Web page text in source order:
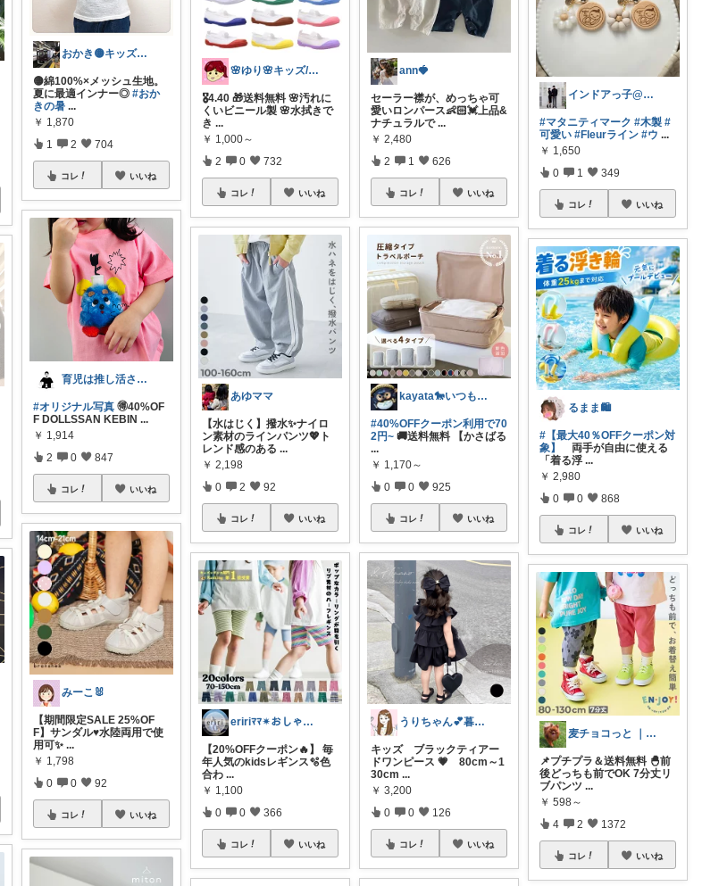
おかき🟡キッズ、子供服、暑さ対策
🟡綿100%×メッシュ生地。
夏に最適インナー◎#おか
きの暑 ...
￥ 1,870
1 2 704
コレ いいね
育児は推し活さん(元育農さん)
#オリジナル写真 🉐40%OF
F DOLLSSAN KEBIN ...
￥ 1,914
2 0 847
コレ いいね
みーこ🐰
【期間限定SALE 25%OF
F】サンダル♥水陸両用で使
用可✨ ...
￥ 1,798
0 0 92
コレ いいね
🌸ゆり🌸キッズ/ベビー/スイーツ/猫
🎖️4.40 🎁送料無料 🌸汚れに
くいビニール製 🌸水拭きで
き ...
￥ 1,000～
2 0 732
コレ いいね
あゆママ
【水はじく】撥水✨ナイロ
ン素材のラインパンツ💖ト
レンド感のある ...
￥ 2,198
0 2 92
コレ いいね
eririﾏﾏ✴︎おしゃれ雑貨×子供×服
【20%OFFクーポン🔥】 毎
年人気のkidsレギンス🫧色
合わ ...
￥ 1,100
0 0 366
コレ いいね
ann🍓
セーラー襟が、めっちゃ可
愛いロンパース👶🏻💓上品&
ナチュラルで ...
￥ 2,480
2 1 626
コレ いいね
kayata🐎いつもありがとう😊
#40%OFFクーポン利用で70
2円~ 🚚送料無料 【かさばる
...
￥ 1,170～
0 0 925
コレ いいね
うりちゃん💕暮らし🏡キッズ👶ママ
キッズ ブラックティアー
ドワンピース 💗 80cm～1
30cm ...
￥ 3,200
0 0 126
コレ いいね
インドアっ子@ご購入ありがとうございます
#マタニティマーク #木製 #
可愛い #Fleurライン #ウ ...
￥ 1,650
0 1 349
コレ いいね
るまま🛍️
#【最大40％OFFクーポン対
象】
両手が自由に使える
「着る浮 ...
￥ 2,980
0 0 868
コレ いいね
麦チョコっと ｜ キッズ＆ベビー 夏
📌プチプラ＆送料無料 🐣前
後どっちも前でOK 7分丈リ
ブパンツ ...
￥ 598～
4 2 1372
コレ いいね